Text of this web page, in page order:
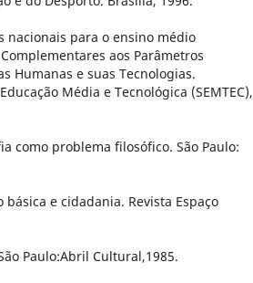
nacionais para o ensino médio
aos Parâmetros
Humanas e suas Tecnologias.
Média e Tecnológica (SEMTEC),
como problema filosófico. São Paulo:
básica e cidadania. Revista Espaço
Paulo:Abril Cultural,1985.